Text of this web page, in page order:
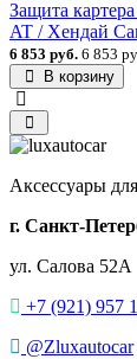
Защита
AT / Хендай
6 853 руб. 6 853
В корзину
Аксессуары
г. Санкт-
ул. Салова 52А
+7 (921) 957
@Zluxautocar